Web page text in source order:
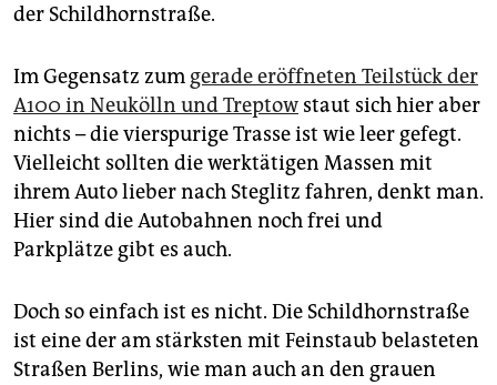
der Schildhornstraße.
Im Gegensatz zum gerade eröffneten Teilstück der
A100 in Neukölln und Treptow staut sich hier aber
nichts – die vierspurige Trasse ist wie leer gefegt.
Vielleicht sollten die werktätigen Massen mit
ihrem Auto lieber nach Steglitz fahren, denkt man.
Hier sind die Autobahnen noch frei und
Parkplätze gibt es auch.
Doch so einfach ist es nicht. Die Schildhornstraße
ist eine der am stärksten mit Feinstaub belasteten
Straßen Berlins, wie man auch an den grauen